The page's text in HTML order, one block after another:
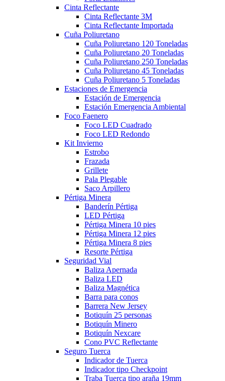
Cinta Reflectante
Cinta Reflectante 3M
Cinta Reflectante Importada
Cuña Poliuretano
Cuña Poliuretano 120 Toneladas
Cuña Poliuretano 20 Toneladas
Cuña Poliuretano 250 Toneladas
Cuña Poliuretano 45 Toneladas
Cuña Poliuretano 5 Toneladas
Estaciones de Emergencia
Estación de Emergencia
Estación Emergencia Ambiental
Foco Faenero
Foco LED Cuadrado
Foco LED Redondo
Kit Invierno
Estrobo
Frazada
Grillete
Pala Plegable
Saco Arpillero
Pértiga Minera
Banderín Pértiga
LED Pértiga
Pértiga Minera 10 pies
Pértiga Minera 12 pies
Pértiga Minera 8 pies
Resorte Pértiga
Seguridad Vial
Baliza Apernada
Baliza LED
Baliza Magnética
Barra para conos
Barrera New Jersey
Botiquín 25 personas
Botiquín Minero
Botiquín Nexcare
Cono PVC Reflectante
Seguro Tuerca
Indicador de Tuerca
Indicador tipo Checkpoint
Traba Tuerca tipo araña 19mm